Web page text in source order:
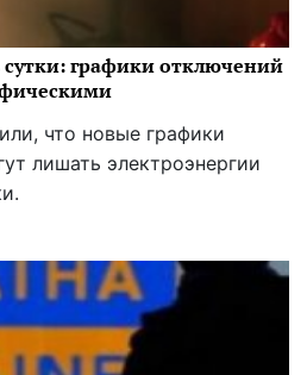
сутки: графики отключений
что новые графики
лишать электроэнергии